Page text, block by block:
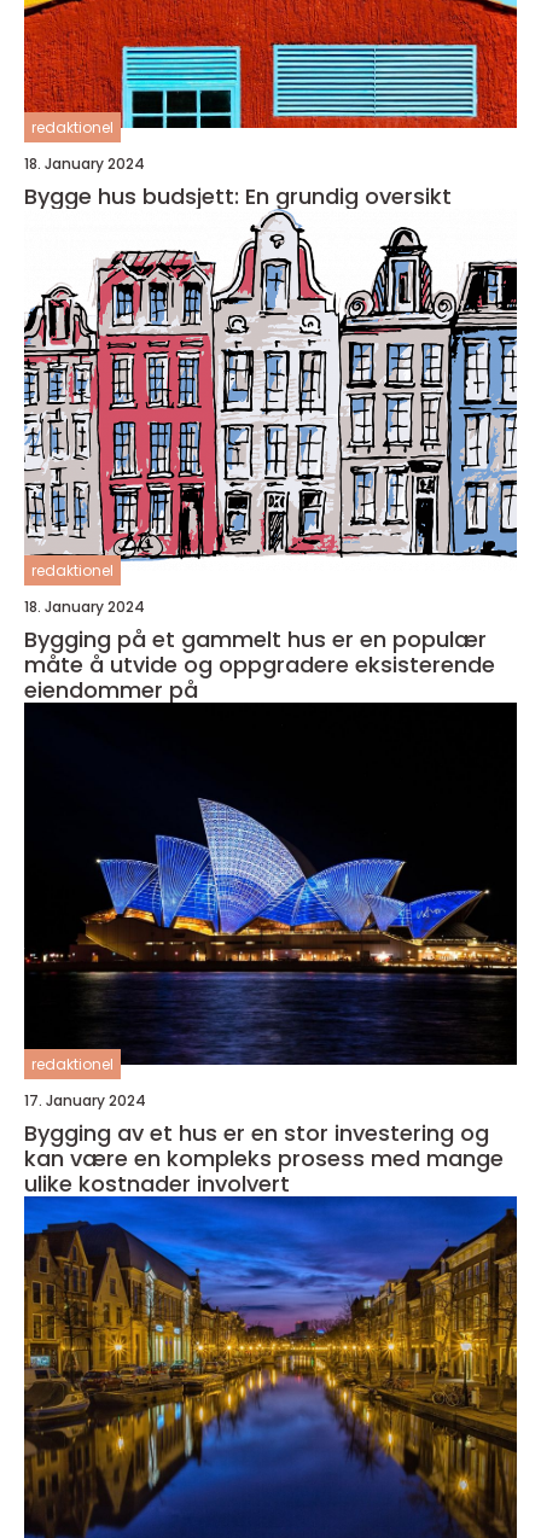
redaktionel
18. January 2024
Bygge hus budsjett: En grundig oversikt
redaktionel
18. January 2024
Bygging på et gammelt hus er en populær
måte å utvide og oppgradere eksisterende
eiendommer på
redaktionel
17. January 2024
Bygging av et hus er en stor investering og
kan være en kompleks prosess med mange
ulike kostnader involvert